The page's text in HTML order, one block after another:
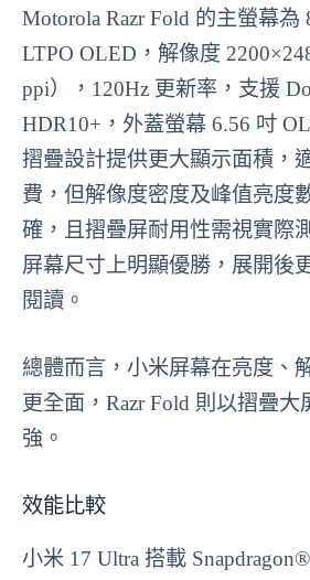
Motorola Razr Fold 的主螢幕為
LTPO OLED，解像度
ppi），120Hz 更新率，支援
HDR10+，外蓋螢幕 6.56 吋
摺疊設計提供更大顯示面積，
費，但解像度密度及峰值亮度
確，且摺疊屏耐用性需視實際
屏幕尺寸上明顯優勝，展開後
閱讀。
總體而言，小米屏幕在亮度、
更全面，Razr Fold 則以摺疊
強。
效能比較
小米 17 Ultra 搭載